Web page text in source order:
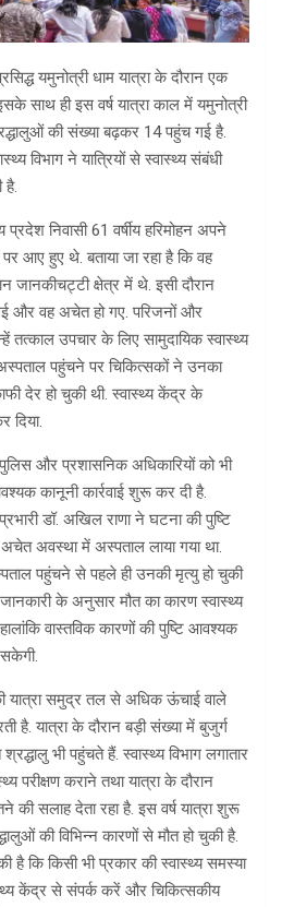
यमुनोत्री धाम यात्रा के दौरान एक
साथ ही इस वर्ष यात्रा काल में यमुनोत्री
की संख्या बढ़कर 14 पहुंच गई है.
विभाग ने यात्रियों से स्वास्थ्य संबंधी
है.
निवासी 61 वर्षीय हरिमोहन अपने
आए हुए थे. बताया जा रहा है कि वह
जानकीचट्टी क्षेत्र में थे. इसी दौरान
और वह अचेत हो गए. परिजनों और
तत्काल उपचार के लिए सामुदायिक स्वास्थ्य
पहुंचने पर चिकित्सकों ने उनका
देर हो चुकी थी. स्वास्थ्य केंद्र के
दिया.
और प्रशासनिक अधिकारियों को भी
कानूनी कार्रवाई शुरू कर दी है.
डॉ. अखिल राणा ने घटना की पुष्टि
अवस्था में अस्पताल लाया गया था.
पहुंचने से पहले ही उनकी मृत्यु हो चुकी
जानकारी के अनुसार मौत का कारण स्वास्थ्य
वास्तविक कारणों की पुष्टि आवश्यक
सकेगी.
यात्रा समुद्र तल से अधिक ऊंचाई वाले
है. यात्रा के दौरान बड़ी संख्या में बुजुर्ग
भी पहुंचते हैं. स्वास्थ्य विभाग लगातार
परीक्षण कराने तथा यात्रा के दौरान
की सलाह देता रहा है. इस वर्ष यात्रा शुरू
की विभिन्न कारणों से मौत हो चुकी है.
है कि किसी भी प्रकार की स्वास्थ्य समस्या
केंद्र से संपर्क करें और चिकित्सकीय